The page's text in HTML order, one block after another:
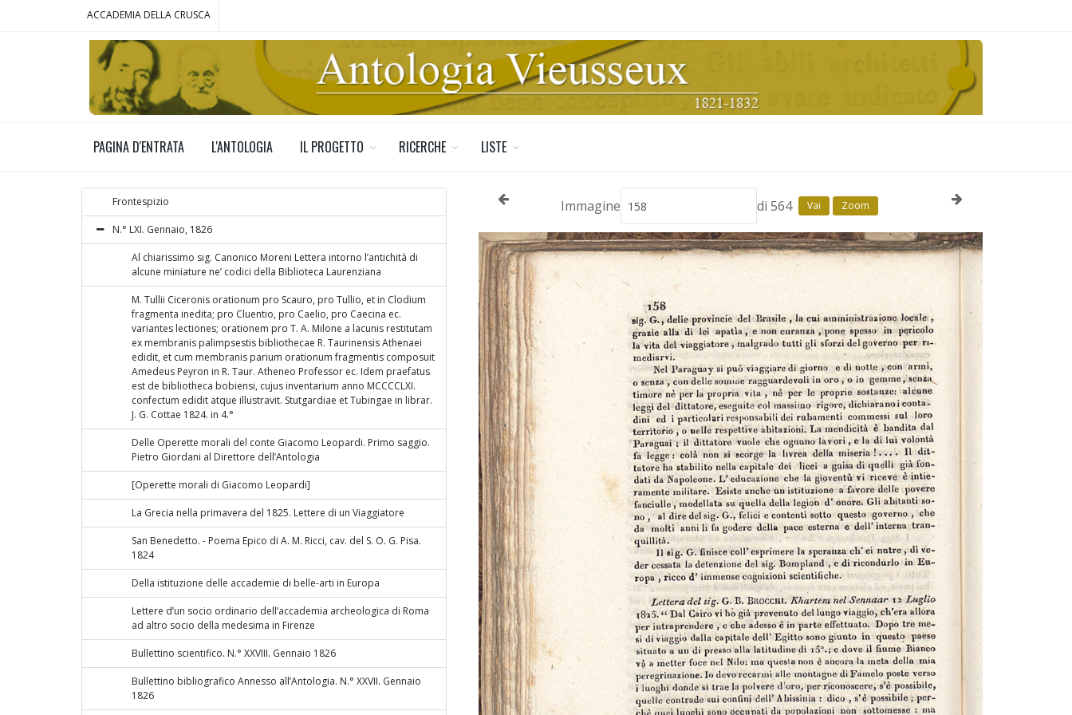
ACCADEMIA DELLA CRUSCA
PAGINA D'ENTRATA L'ANTOLOGIA IL PROGETTO RICERCHE LISTE
Frontespizio
N.° LXI. Gennaio, 1826
Al chiarissimo sig. Canonico Moreni Lettera intorno l’antichità di
alcune miniature ne’ codici della Biblioteca Laurenziana
M. Tullii Ciceronis orationum pro Scauro, pro Tullio, et in Clodium
fragmenta inedita; pro Cluentio, pro Caelio, pro Caecina ec.
variantes lectiones; orationem pro T. A. Milone a lacunis restitutam
ex membranis palimpsestis bibliothecae R. Taurinensis Athenaei
edidit, et cum membranis parium orationum fragmentis composuit
Amedeus Peyron in R. Taur. Atheneo Professor ec. Idem praefatus
est de bibliotheca bobiensi, cujus inventarium anno MCCCCLXI.
confectum edidit atque illustravit. Stutgardiae et Tubingae in librar.
J. G. Cottae 1824. in 4.°
Delle Operette morali del conte Giacomo Leopardi. Primo saggio.
Pietro Giordani al Direttore dell’Antologia
[Operette morali di Giacomo Leopardi]
La Grecia nella primavera del 1825. Lettere di un Viaggiatore
San Benedetto. - Poema Epico di A. M. Ricci, cav. del S. O. G. Pisa.
1824
Della istituzione delle accademie di belle-arti in Europa
Lettere d’un socio ordinario dell’accademia archeologica di Roma
ad altro socio della medesima in Firenze
Bullettino scientifico. N.° XXVIII. Gennaio 1826
Bullettino bibliografico Annesso all’Antologia. N.° XXVII. Gennaio
1826
Immagine di 564 Vai Zoom